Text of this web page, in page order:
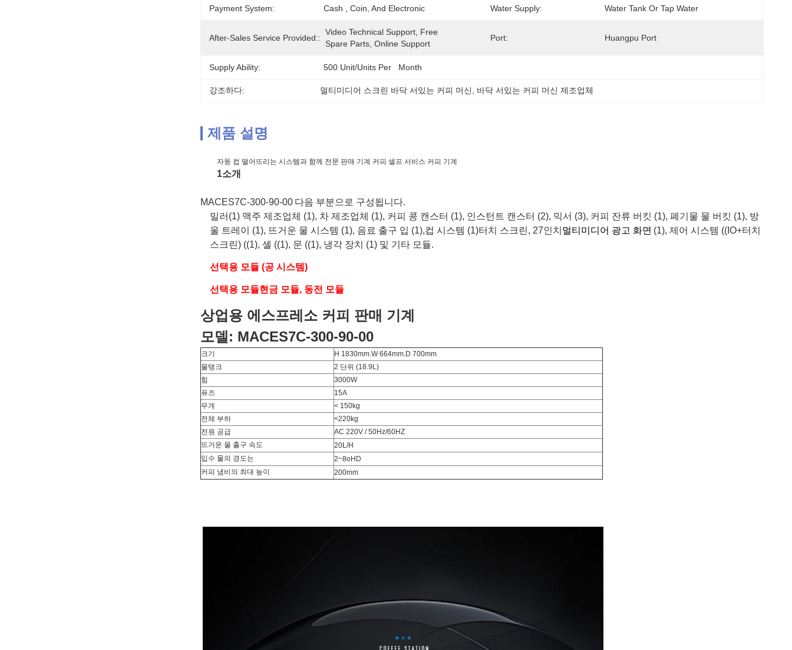
Payment System: Cash , Coin, And Electronic Water Supply: Water Tank Or Tap Water
After-Sales Service Provided::
Video Technical Support, Free
Spare Parts, Online Support
Port: Huangpu Port
Supply Ability: 500 Unit/Units Per   Month
강조하다: 멀티미디어 스크린 바닥 서있는 커피 머신 바닥 서있는 커피 머신 제조업체
제품 설명
자동 컵 떨어뜨리는 시스템과 함께 전문 판매 기계 커피 셀프 서비스 커피 기계
1소개
MACES7C-300-90-00 다음 부분으로 구성됩니다.
밀러 (1) 맥주 제조업체 (1), 차 제조업체 (1), 커피 콩 캔스터 (1), 인스턴트 캔스터 (2), 믹서 (3), 커피 잔류 버킷 (1), 폐기물 물 버킷 (1), 방
울 트레이 (1), 뜨거운 물 시스템 (1), 음료 출구 입 (1),컵 시스템 (1)터치 스크린, 27인치 멀티미디어 광고 화면 (1), 제어 시스템 ((IO+터치
스크린) ((1), 셸 ((1), 문 ((1), 냉각 장치 (1) 및 기타 모듈.
선택용 모듈 (공 시스템)
선택용 모듈현금 모듈, 동전 모듈
상업용 에스프레소 커피 판매 기계
모델: MACES7C-300-90-00
크기
H 1830mm.W 664mm.D 700mm
물탱크
2 단위 (18.9L)
힘
3000W
퓨즈
15A
무게
< 150kg
전체 부하
<220kg
전원 공급
AC 220V / 50Hz/60HZ
뜨거운 물 출구 속도
20L/H
입수 물의 경도는
2~8oHD
커피 냄비의 최대 높이
200mm